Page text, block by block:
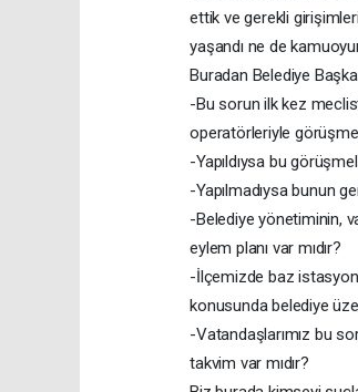
ettik ve gerekli
yaşandı ne de
Buradan Belediye
-Bu sorun ilk kez
operatörleriyle görüşme
-Yapıldıysa bu
-Yapılmadıysa bunun
-Belediye yönetiminin,
eylem planı var mıdır?
-İlçemizde baz
konusunda belediye
-Vatandaşlarımız bu
takvim var mıdır?